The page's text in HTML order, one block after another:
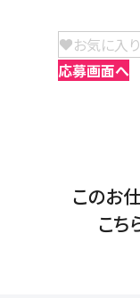
お気に入り
応募画面へ
このお
こち